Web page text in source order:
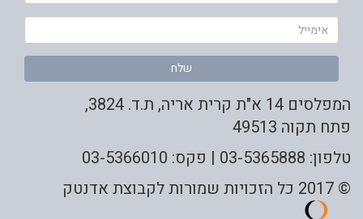
אימייל
שלח
המפלסים 14 א"ת קרית אריה, ת.ד. 3824,
פתח תקוה 49513
טלפון: 03-5365888 | פקס: 03-5366010
© 2017 כל הזכויות שמורות לקבוצת אדנטק